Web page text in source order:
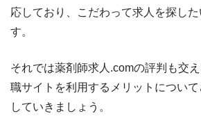
応しており、こだわって求人を探し
す。
それでは薬剤師求人.comの評判も交
職サイトを利用するメリットについ
していきましょう。